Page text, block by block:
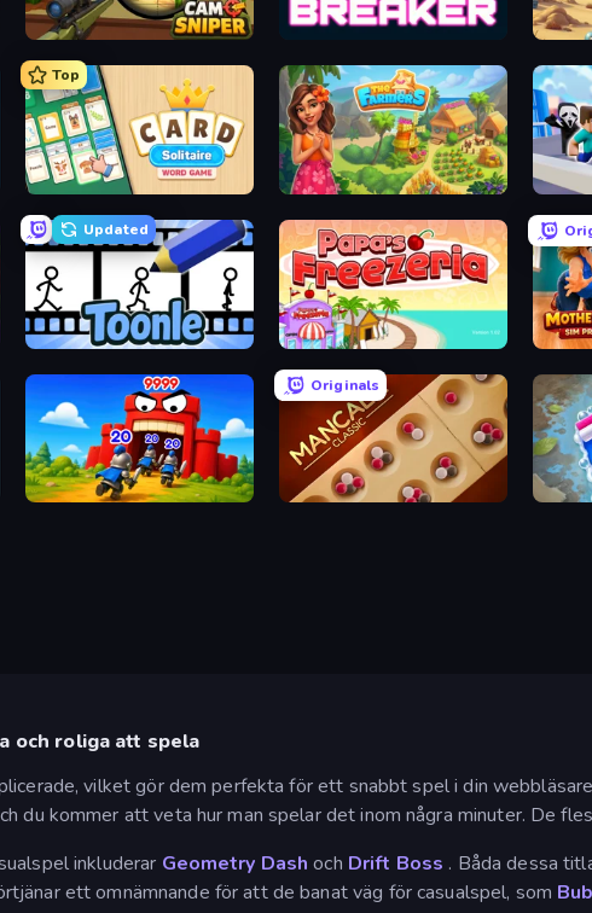
Camo Sniper
Top
Card Solitaire: Word Game The Farmers
Updated
Toonle Papa's Freezeria
TimeWarriors
Originals
Mancala Classic Hotel
och roliga att spela
vilket gör dem perfekta för ett snabbt spel i din
du kommer att veta hur man spelar det inom några minuter. De
inkluderar Geometry Dash och Drift Boss . Båda dessa
ett omnämnande för att de banat väg för casualspel, som